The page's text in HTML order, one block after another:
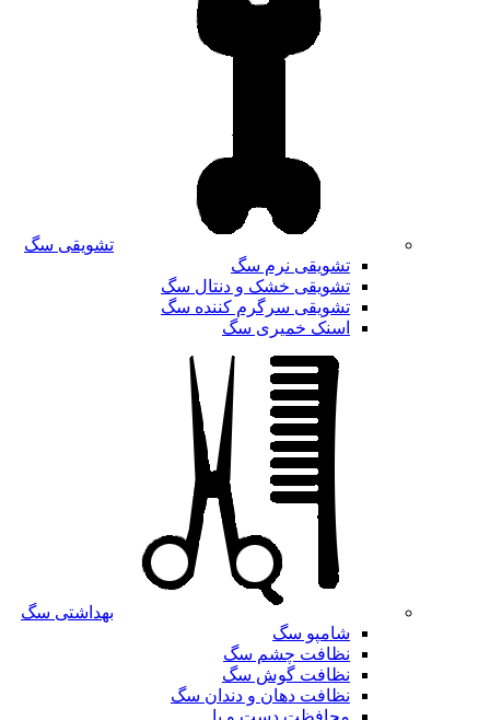
تشویقی سگ
تشویقی نرم سگ
تشویقی خشک و دنتال سگ
تشویقی سرگرم کننده سگ
اسنک خمیری سگ
بهداشتی سگ
شامپو سگ
نظافت چشم سگ
نظافت گوش سگ
نظافت دهان و دندان سگ